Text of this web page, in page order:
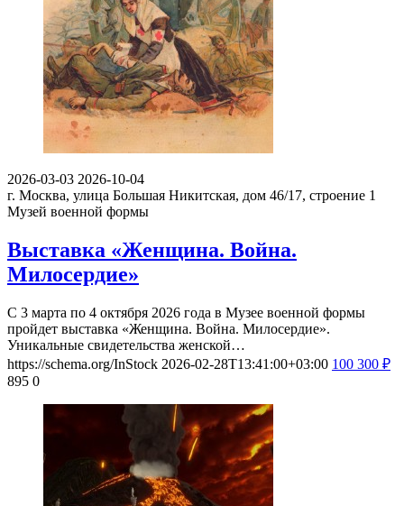
2026-03-03 2026-10-04
г. Москва, улица Большая Никитская, дом 46/17, строение 1
Музей военной формы
Выставка «Женщина. Война.
Милосердие»
С 3 марта по 4 октября 2026 года в Музее военной формы
пройдет выставка «Женщина. Война. Милосердие».
Уникальные свидетельства женской…
https://schema.org/InStock 2026-02-28T13:41:00+03:00 100 300 ₽
895 0